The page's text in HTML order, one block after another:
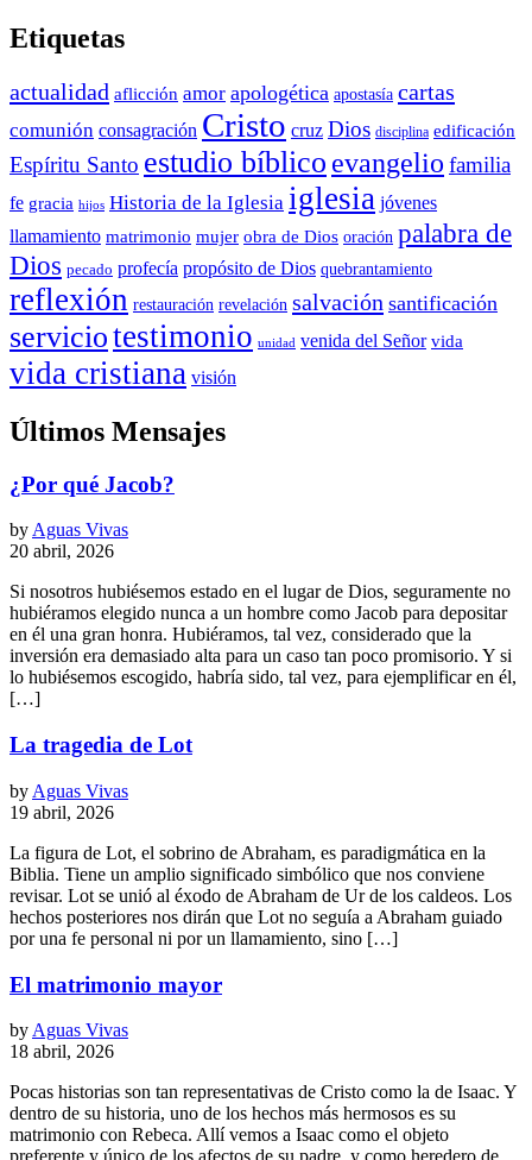
Etiquetas
actualidad aflicción amor apologética apostasía cartas
comunión consagración Cristo cruz Dios disciplina edificación
Espíritu Santo estudio bíblico evangelio familia
fe gracia hijos Historia de la Iglesia iglesia jóvenes
llamamiento matrimonio mujer obra de Dios oración palabra de
Dios pecado profecía propósito de Dios quebrantamiento
reflexión restauración revelación salvación santificación
serviciotestimonio unidad venida del Señor vida
vida cristiana visión
Últimos Mensajes
¿Por qué Jacob?
byAguas Vivas
20 abril, 2026
Si nosotros hubiésemos estado en el lugar de Dios, seguramente no
hubiéramos elegido nunca a un hombre como Jacob para depositar
en él una gran honra. Hubiéramos, tal vez, considerado que la
inversión era demasiado alta para un caso tan poco promisorio. Y si
lo hubiésemos escogido, habría sido, tal vez, para ejemplificar en él,
[…]
La tragedia de Lot
by Aguas Vivas
19 abril, 2026
La figura de Lot, el sobrino de Abraham, es paradigmática en la
Biblia. Tiene un amplio significado simbólico que nos conviene
revisar. Lot se unió al éxodo de Abraham de Ur de los caldeos. Los
hechos posteriores nos dirán que Lot no seguía a Abraham guiado
por una fe personal ni por un llamamiento, sino […]
El matrimonio mayor
by Aguas Vivas
18 abril, 2026
Pocas historias son tan representativas de Cristo como la de Isaac. Y
dentro de su historia, uno de los hechos más hermosos es su
matrimonio con Rebeca. Allí vemos a Isaac como el objeto